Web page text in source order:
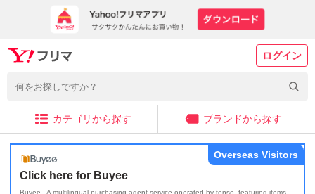
ログイン
カテゴリから探す ブランドから探す
Click here for Buyee
Overseas Visitors